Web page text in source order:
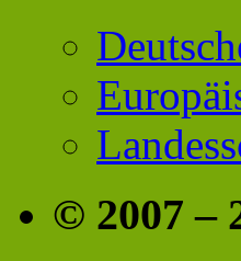
© 2007 –